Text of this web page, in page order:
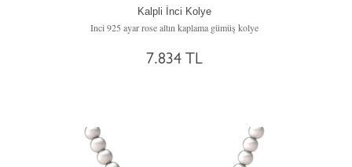
Kalpli İnci Kolye
Inci 925 ayar rose altın kaplama gümüş kolye
7.834 TL